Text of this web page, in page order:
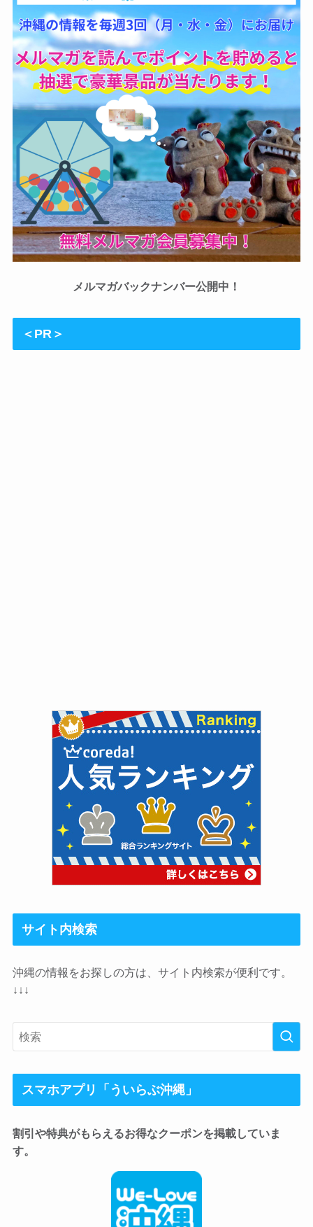
メルマガバックナンバー公開中！
＜PR＞
サイト内検索
沖縄の情報をお探しの方は、サイト内検索が便利です。
↓↓↓
スマホアプリ「ういらぶ沖縄」
割引や特典がもらえるお得なクーポンを掲載していま
す。